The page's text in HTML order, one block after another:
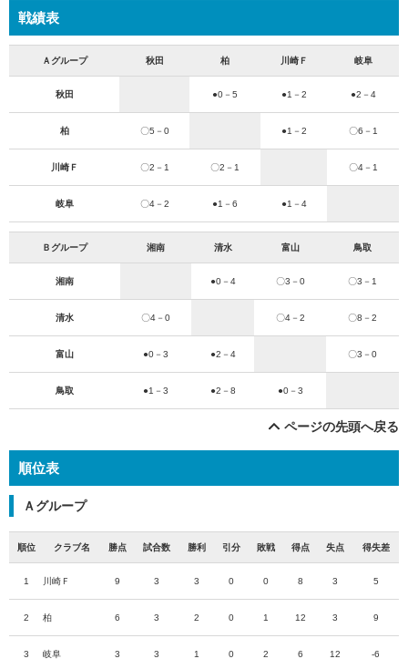
戦績表
Ａグループ 秋田 柏 川崎Ｆ 岐阜
秋田 ●0－5 ●1－2 ●2－4
柏 〇5－0 ●1－2 〇6－1
川崎Ｆ 〇2－1 〇2－1 〇4－1
岐阜 〇4－2 ●1－6 ●1－4
Ｂグループ 湘南 清水 富山 鳥取
湘南 ●0－4 〇3－0 〇3－1
清水 〇4－0 〇4－2 〇8－2
富山 ●0－3 ●2－4 〇3－0
鳥取 ●1－3 ●2－8 ●0－3
ページの先頭へ戻る
順位表
Ａグループ
順位 クラブ名 勝点 試合数 勝利 引分 敗戦 得点 失点 得失差
1 川崎Ｆ 9 3 3 0 0 8 3 5
2 柏 6 3 2 0 1 12 3 9
3 岐阜 3 3 1 0 2 6 12 -6